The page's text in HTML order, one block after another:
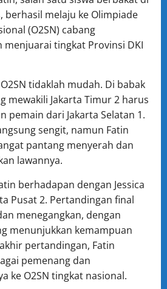
berhasil melaju ke Olimpiade
(O2SN) cabang
menjuarai tingkat Provinsi DKI
tidaklah mudah. Di babak
mewakili Jakarta Timur 2 harus
pemain dari Jakarta Selatan 1.
sengit, namun Fatin
pantang menyerah dan
lawannya.
berhadapan dengan Jessica
Pusat 2. Pertandingan final
menegangkan, dengan
menunjukkan kemampuan
pertandingan, Fatin
pemenang dan
ke O2SN tingkat nasional.